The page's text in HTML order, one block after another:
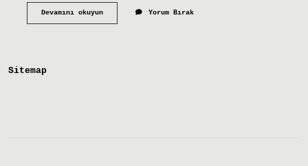
Devamını okuyunAnlatı
Yorum Bırak
Sitemap